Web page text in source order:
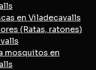
en Viladecavalls
(Ratas, ratones)
mosquitos en